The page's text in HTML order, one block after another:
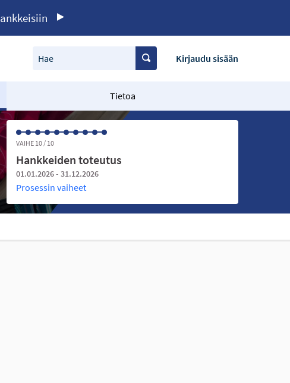
Hae Kirjaudu sisään
Tietoa
VAIHE 10 / 10
Hankkeiden toteutus
01.01.2026 - 31.12.2026
Prosessin vaiheet